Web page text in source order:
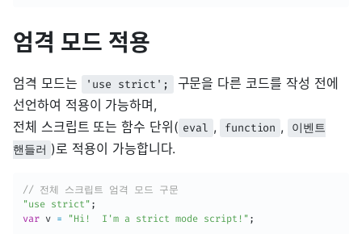
엄격 모드 적용
엄격 모드는 'use strict';
구문을 다른 코드를 작성 전에
선언하여 적용이 가능하며,
전체 스크립트 또는 함수 단위( eval , function ,
이벤트
핸들러 )로 적용이 가능합니다.
// 전체 스크립트 엄격 모드 구문
"use strict" ;
var v = "Hi!  I'm a strict mode script!" ;